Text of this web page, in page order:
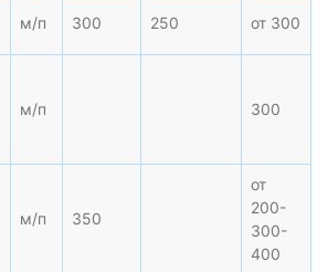
м/п 300 250 от 300
м/п 300
м/п 350
от
200-
300-
400